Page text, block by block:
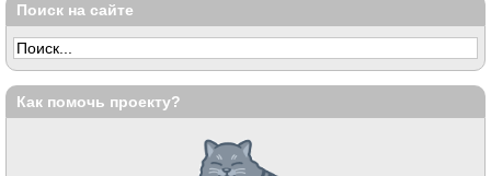
Поиск на сайте
Как помочь проекту?